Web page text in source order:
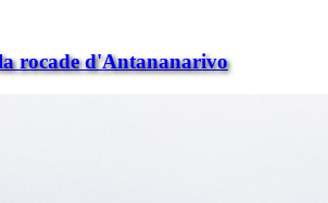
rocade d'Antananarivo